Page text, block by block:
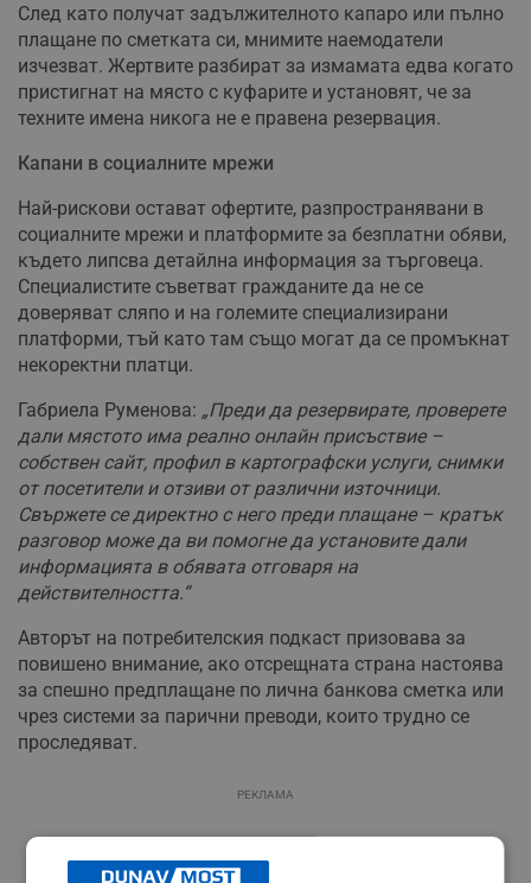
След като получат задължителното капаро или пълно
плащане по сметката си, мнимите наемодатели
изчезват. Жертвите разбират за измамата едва когато
пристигнат на място с куфарите и установят, че за
техните имена никога не е правена резервация.
Капани в социалните мрежи
Най-рискови остават офертите, разпространявани в
социалните мрежи и платформите за безплатни обяви,
където липсва детайлна информация за търговеца.
Специалистите съветват гражданите да не се
доверяват сляпо и на големите специализирани
платформи, тъй като там също могат да се промъкнат
некоректни платци.
Габриела Руменова: „Преди да резервирате, проверете
дали мястото има реално онлайн присъствие –
собствен сайт, профил в картографски услуги, снимки
от посетители и отзиви от различни източници.
Свържете се директно с него преди плащане – кратък
разговор може да ви помогне да установите дали
информацията в обявата отговаря на
действителността.“
Авторът на потребителския подкаст призовава за
повишено внимание, ако отсрещната страна настоява
за спешно предплащане по лична банкова сметка или
чрез системи за парични преводи, които трудно се
проследяват.
РЕКЛАМА